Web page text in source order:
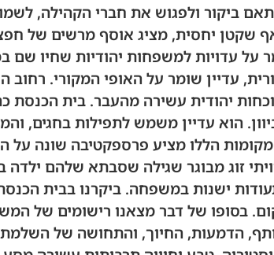
ביקור ולפגוש את חברי הקהילה,
שקטן יחסית, מציג אוסף מרשים של
על עדויות למשפחות יהודיות שחיו שם
עדיין שומר על האופי המקורי. רחוב
יהודית עשירה מהעבר. בית
הוא עדיין משמש לתפילות בחגים,
הללו מציע פרספקטיבה שונה על
זוג מבוגר שגילה שסבתא שלהם
ישנות במשפחה. ביקרנו בבית
בסופו של דבר מצאנו רישומים של
הדמעות, החיוך, והתחושה של